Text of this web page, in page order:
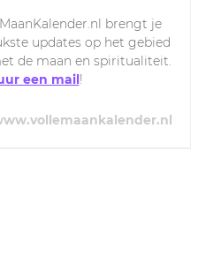
brengt je
updates op het gebied
de maan en spiritualiteit.
een mail !